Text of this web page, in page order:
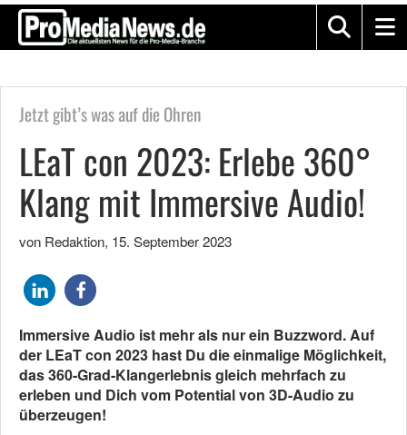
Jetzt gibt’s was auf die Ohren
LEaT con 2023: Erlebe 360°
Klang mit Immersive Audio!
von Redaktion, 15. September 2023
Immersive Audio ist mehr als nur ein Buzzword. Auf
der LEaT con 2023 hast Du die einmalige Möglichkeit,
das 360-Grad-Klangerlebnis gleich mehrfach zu
erleben und Dich vom Potential von 3D-Audio zu
überzeugen!